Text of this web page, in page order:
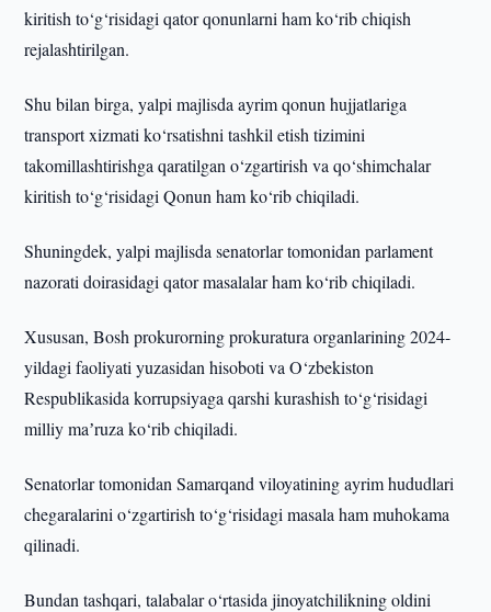
kiritish to‘g‘risidagi qator qonunlarni ham ko‘rib chiqish
rejalashtirilgan.
Shu bilan birga, yalpi majlisda ayrim qonun hujjatlariga
transport xizmati ko‘rsatishni tashkil etish tizimini
takomillashtirishga qaratilgan o‘zgartirish va qo‘shimchalar
kiritish to‘g‘risidagi Qonun ham ko‘rib chiqiladi.
Shuningdek, yalpi majlisda senatorlar tomonidan parlament
nazorati doirasidagi qator masalalar ham ko‘rib chiqiladi.
Xususan, Bosh prokurorning prokuratura organlarining 2024-
yildagi faoliyati yuzasidan hisoboti va O‘zbekiston
Respublikasida korrupsiyaga qarshi kurashish to‘g‘risidagi
milliy maʼruza ko‘rib chiqiladi.
Senatorlar tomonidan Samarqand viloyatining ayrim hududlari
chegaralarini o‘zgartirish to‘g‘risidagi masala ham muhokama
qilinadi.
Bundan tashqari, talabalar o‘rtasida jinoyatchilikning oldini